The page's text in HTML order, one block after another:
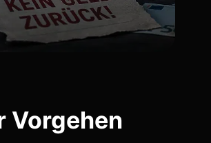
Vorgehen